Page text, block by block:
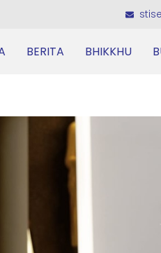
BERITA BHIKKHU